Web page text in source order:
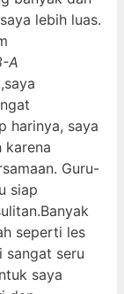
lebih luas.
A
harinya, saya
karena
Guru-
siap
seperti les
sangat seru
saya